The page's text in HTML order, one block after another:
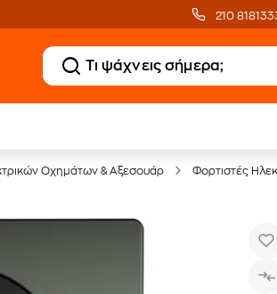
210
Οχημάτων & Αξεσουάρ Φορτιστές